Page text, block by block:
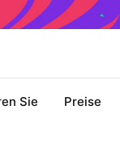
Sie Preise